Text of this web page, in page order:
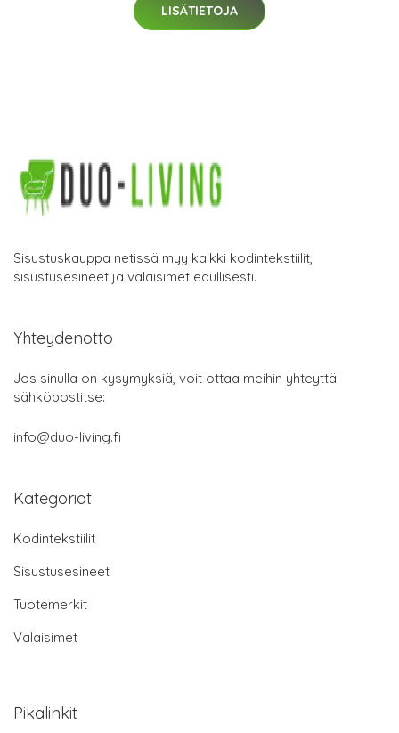
LISÄTIETOJA
Sisustuskauppa netissä myy kaikki kodintekstiilit,
sisustusesineet ja valaisimet edullisesti.
Yhteydenotto
Jos sinulla on kysymyksiä, voit ottaa meihin yhteyttä
sähköpostitse:
info@duo-living.fi
Kategoriat
Kodintekstiilit
Sisustusesineet
Tuotemerkit
Valaisimet
Pikalinkit